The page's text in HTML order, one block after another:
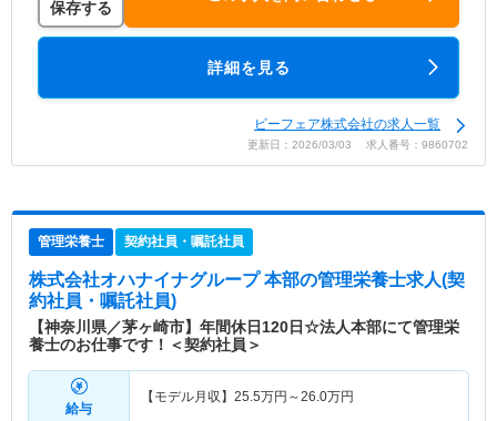
保存する
詳細を見る
ビーフェア株式会社の求人一覧
更新日：2026/03/03 求人番号：9860702
管理栄養士 契約社員・嘱託社員
株式会社オハナイナグループ 本部の管理栄養士求人(契
約社員・嘱託社員)
【神奈川県／茅ヶ崎市】年間休日120日☆法人本部にて管理栄
養士のお仕事です！＜契約社員＞
給与
【モデル月収】 25.5万円～26.0万円